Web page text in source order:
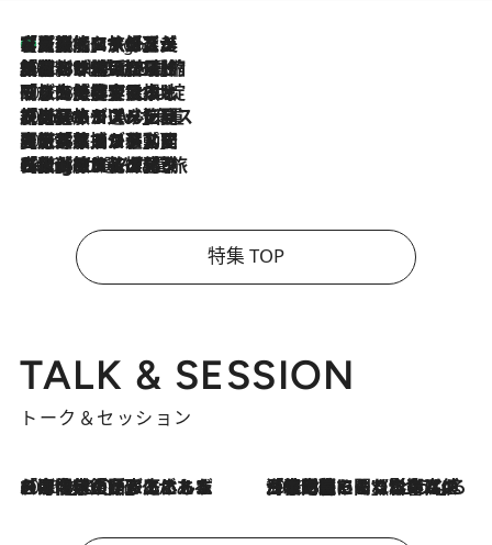
4 Hours Ago
【厳選旅コスメ】「多機能アイテムがメイン！」旅好き美容エディターが選んだ夏旅ベストコスメを発表【Mサイズジップ】
2026.8.6
「荷物が増えるほど旅ストレスは増す」美容ジャーナリストがたどり着いた最終結論。“化粧品を劇的に減らす”感動の凝縮美容とは
2026.8.6
「旅先には金髪ウィッグを持参」日本と同じメイクでは損してる!? 美容ジャーナリストが提案する“掟破りの旅美容”とは
2026.8.6
【厳選旅コスメ】「身軽さ＆UV対策重視！」ヘアアーティストshucoが選んだ夏旅ベストコスメを発表【Mサイズジップ】
2026.8.5
【厳選旅コスメ】国内をあちこち移動する河井菜摘が選んだ夏旅ベストコスメ発表！「リラックスアイテムはマスト」【Mサイズジップ】
2026.8.4
【厳選旅コスメ】「紫外線＆乾燥対策しながらメイク感も！」ヘア＆メイクGeorgeが選んだ夏旅ベストコスメを発表！【Mサイズジップ】
特集 TOP
TALK & SESSION
トーク＆セッション
2026.8.3
「今後値上げがあるとすれば…」「リスクがあるのは今年の冬」エネルギー専門家が語る、ホルムズ海峡封鎖が家庭にもたらす“ある心配” 2026.8.3
「住宅建てられない…」「サーチャージ料の高値が続いている」ホルムズ海峡封鎖による影響はいつまで続く？《エネルギー専門家に聞く“どうなる日本の暮らし”》